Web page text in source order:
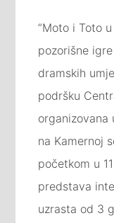
“Moto i Toto
pozorišne
dramskih
podršku
organizovana
na Kamernoj
početkom u
predstava
uzrasta od 3